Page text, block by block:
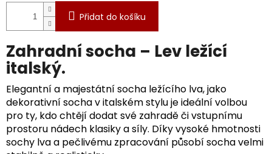
Přidat do košíku
Zahradní socha – Lev ležící
italský.
Elegantní a majestátní socha ležícího lva, jako
dekorativní socha v italském stylu je ideální volbou
pro ty, kdo chtějí dodat své zahradě či vstupnímu
prostoru nádech klasiky a síly. Díky vysoké hmotnosti
sochy lva a pečlivému zpracování působí socha velmi